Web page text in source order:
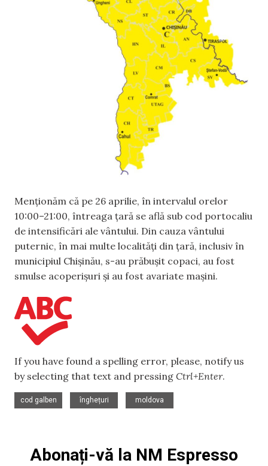
Menționăm că pe 26 aprilie, în intervalul orelor
10:00–21:00, întreaga țară se află sub cod portocaliu
de intensificări ale vântului. Din cauza vântului
puternic, în mai multe localități din țară, inclusiv în
municipiul Chișinău, s-au prăbușit copaci, au fost
smulse acoperișuri și au fost avariate mașini.
If you have found a spelling error, please, notify us
by selecting that text and pressing Ctrl+Enter.
cod galben
înghețuri
moldova
Abonați-vă la NM Espresso